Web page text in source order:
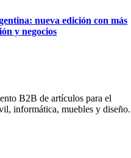
nueva edición con más
y negocios
B2B de artículos para el
informática, muebles y diseño.